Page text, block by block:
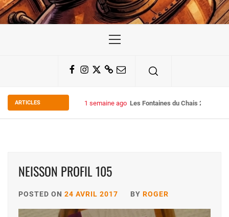
Menu
Facebook
Instagram
TwitterSubstack
Email
ARTICLES 1 semaine ago Les Fontaines du Chais 27
NEISSON PROFIL 105
POSTED ON 24 AVRIL 2017 BY ROGER